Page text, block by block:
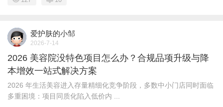
爱护肤的小邹
2026-7-14
2026 美容院没特色项目怎么办？合规品项升级与降
本增效一站式解决方案
2026 年生活美容进入存量精细化竞争阶段，多数中小门店同时面临
多重困境：项目同质化陷入低价内 ...